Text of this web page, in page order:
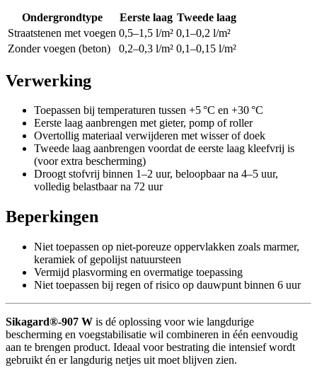
Ondergrondtype Eerste laag Tweede laag
Straatstenen met voegen 0,5–1,5 l/m² 0,1–0,2 l/m²
Zonder voegen (beton)
0,2–0,3 l/m² 0,1–0,15 l/m²
Verwerking
Toepassen bij temperaturen tussen +5 °C en +30 °C
Eerste laag aanbrengen met gieter, pomp of roller
Overtollig materiaal verwijderen met wisser of doek
Tweede laag aanbrengen voordat de eerste laag kleefvrij is
(voor extra bescherming)
Droogt stofvrij binnen 1–2 uur, beloopbaar na 4–5 uur,
volledig belastbaar na 72 uur
Beperkingen
Niet toepassen op niet-poreuze oppervlakken zoals marmer,
keramiek of gepolijst natuursteen
Vermijd plasvorming en overmatige toepassing
Niet toepassen bij regen of risico op dauwpunt binnen 6 uur
Sikagard®-907 W is dé oplossing voor wie langdurige
bescherming en voegstabilisatie wil combineren in één eenvoudig
aan te brengen product. Ideaal voor bestrating die intensief wordt
gebruikt én er langdurig netjes uit moet blijven zien.